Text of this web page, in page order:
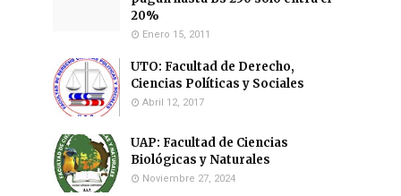
20%
Enero 15, 2011
UTO: Facultad de Derecho,
Ciencias Políticas y Sociales
Abril 12, 2017
UAP: Facultad de Ciencias
Biológicas y Naturales
Noviembre 27, 2024